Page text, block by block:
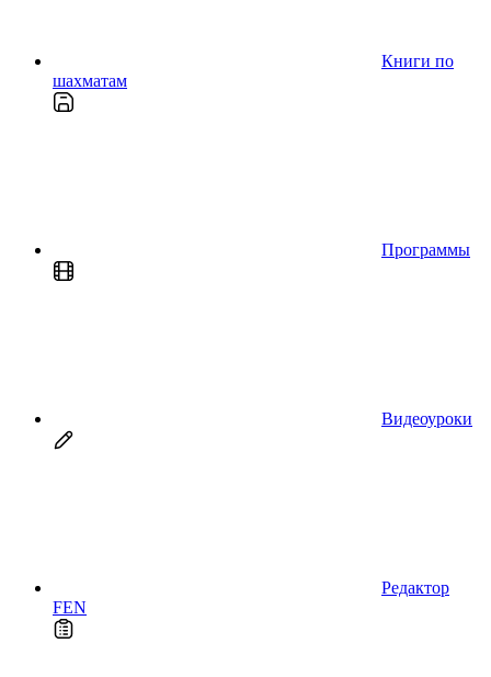
Книги по
шахматам
Программы
Видеоуроки
Редактор
FEN